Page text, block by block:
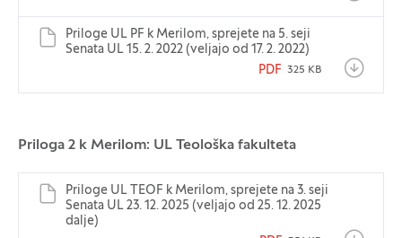
Priloge UL PF k Merilom, sprejete na 5. seji
Senata UL 15. 2. 2022 (veljajo od 17. 2. 2022)
PDF 325 KB
Priloga 2 k Merilom: UL Teološka fakulteta
Priloge UL TEOF k Merilom, sprejete na 3. seji
Senata UL 23. 12. 2025 (veljajo od 25. 12. 2025
dalje)